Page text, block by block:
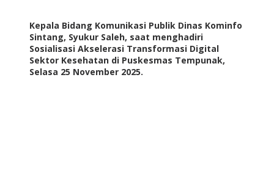
Kepala Bidang Komunikasi Publik Dinas Kominfo
Sintang, Syukur Saleh, saat menghadiri
Sosialisasi Akselerasi Transformasi Digital
Sektor Kesehatan di Puskesmas Tempunak,
Selasa 25 November 2025.